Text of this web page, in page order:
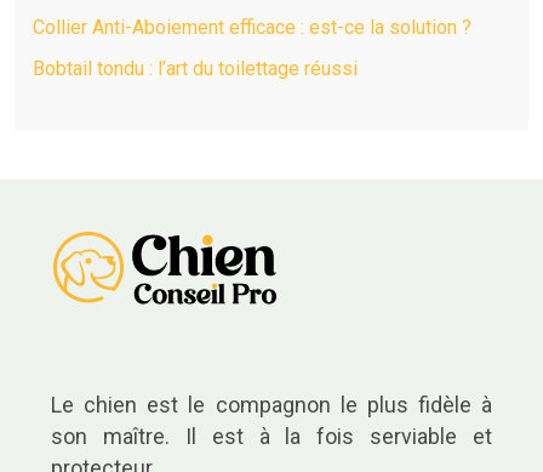
Collier Anti-Aboiement efficace : est-ce la solution ?
Bobtail tondu : l’art du toilettage réussi
Le chien est le compagnon le plus fidèle à
son maître. Il est à la fois serviable et